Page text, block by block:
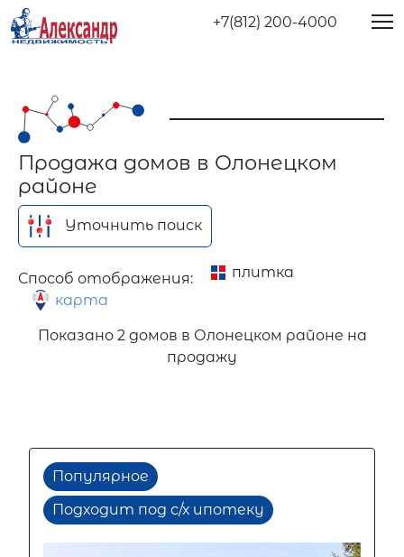
+7(812) 200-4000
Продажа домов в Олонецком
районе
Уточнить поиск
Способ отображения:
плитка
карта
Показано 2 домов в Олонецком районе на
продажу
Популярное
Подходит под с/х ипотеку